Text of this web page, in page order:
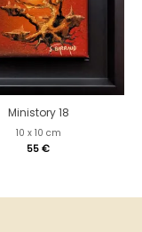
Ministory 18
10 x 10 cm
55 €